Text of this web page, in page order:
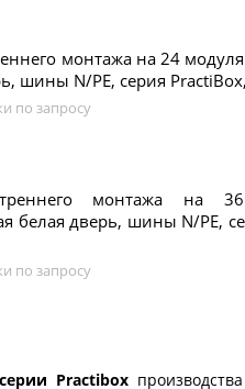
монтажа на 24
шины N/PE, серия
по запросу
монтажа на
белая дверь, шины N/PE,
по запросу
Practibox